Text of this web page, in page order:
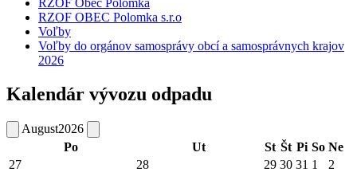
RZOF OBEC Polomka s.r.o
Voľby
Voľby do orgánov samosprávy obcí a samosprávnych krajov
2026
Kalendár vývozu odpadu
August2026
Po
Ut St Št Pi So Ne
27
28 29 30 31 1
2